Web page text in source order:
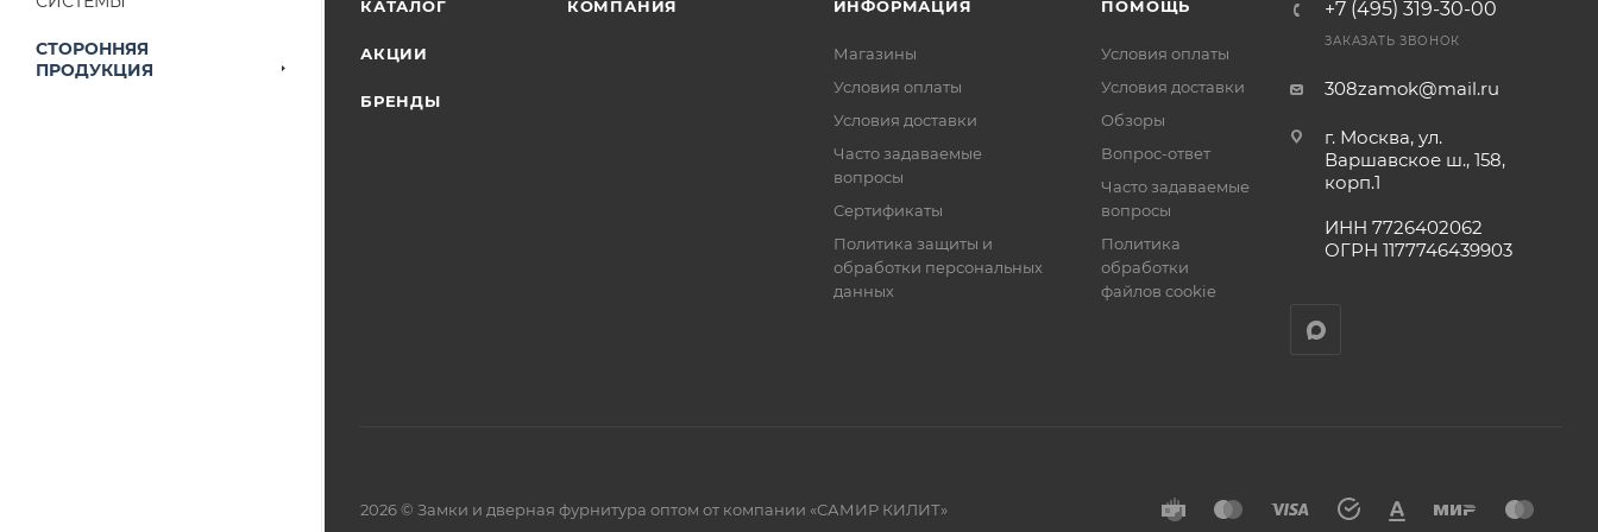
СТОРОННЯЯ
ПРОДУКЦИЯ
КАТАЛОГ
АКЦИИ
БРЕНДЫ
КОМПАНИЯ ИНФОРМАЦИЯ
Магазины
Условия оплаты
Условия доставки
Часто задаваемые
вопросы
Сертификаты
Политика защиты и
обработки персональных
данных
ПОМОЩЬ
Условия оплаты
Условия доставки
Обзоры
Вопрос-ответ
Часто задаваемые
вопросы
Политика
обработки
файлов cookie
+7 (495) 319-30-00
ЗАКАЗАТЬ ЗВОНОК
308zamok@mail.ru
г. Москва, ул.
Варшавское ш., 158,
корп.1
ИНН 7726402062
ОГРН 1177746439903
2026 © Замки и дверная фурнитура оптом от компании «САМИР КИЛИТ»